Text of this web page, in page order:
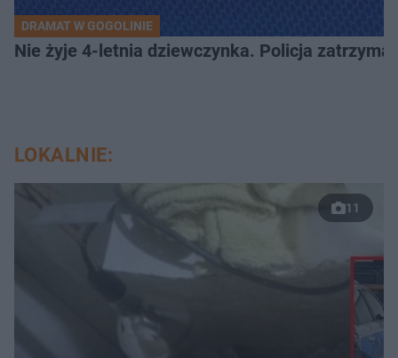
DRAMAT W GOGOLINIE
Nie żyje 4-letnia dziewczynka. Policja
LOKALNIE:
11